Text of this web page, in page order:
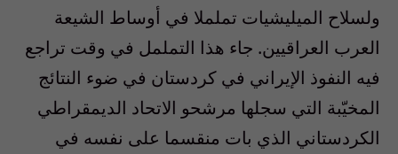
ولسلاح الميليشيات تململا في أوساط الشيعة
العرب العراقيين. جاء هذا التململ في وقت تراجع
فيه النفوذ الإيراني في كردستان في ضوء النتائج
المخيّبة التي سجلها مرشحو الاتحاد الديمقراطي
الكردستاني الذي بات منقسما على نفسه في